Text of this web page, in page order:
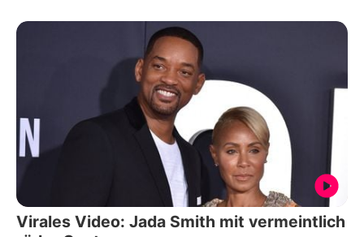
Virales Video: Jada Smith mit vermeintlich